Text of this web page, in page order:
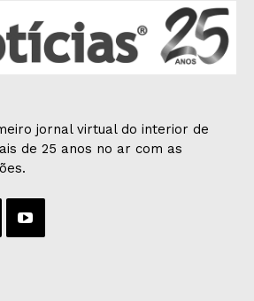
jornal virtual do interior de
de 25 anos no ar com as